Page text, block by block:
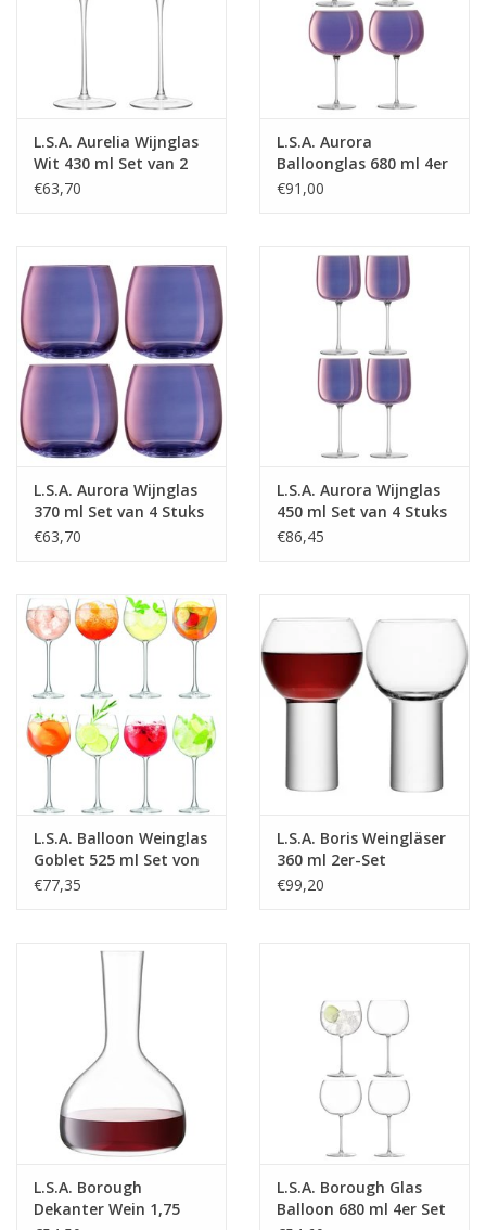
L.S.A. Aurelia Wijnglas
Wit 430 ml Set van 2
Stuks
€63,70
L.S.A. Aurora
Balloonglas 680 ml 4er
Set
€91,00
L.S.A. Aurora Wijnglas
370 ml Set van 4 Stuks
€63,70
L.S.A. Aurora Wijnglas
450 ml Set van 4 Stuks
€86,45
L.S.A. Balloon Weinglas
Goblet 525 ml Set von
8 Stücken
€77,35
L.S.A. Boris Weingläser
360 ml 2er-Set
€99,20
L.S.A. Borough
Dekanter Wein 1,75
L.S.A. Borough Glas
Balloon 680 ml 4er Set